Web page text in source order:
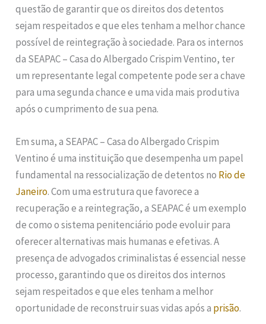
questão de garantir que os direitos dos detentos
sejam respeitados e que eles tenham a melhor chance
possível de reintegração à sociedade. Para os internos
da SEAPAC – Casa do Albergado Crispim Ventino, ter
um representante legal competente pode ser a chave
para uma segunda chance e uma vida mais produtiva
após o cumprimento de sua pena.
Em suma, a SEAPAC – Casa do Albergado Crispim
Ventino é uma instituição que desempenha um papel
fundamental na ressocialização de detentos no Rio de
Janeiro. Com uma estrutura que favorece a
recuperação e a reintegração, a SEAPAC é um exemplo
de como o sistema penitenciário pode evoluir para
oferecer alternativas mais humanas e efetivas. A
presença de advogados criminalistas é essencial nesse
processo, garantindo que os direitos dos internos
sejam respeitados e que eles tenham a melhor
oportunidade de reconstruir suas vidas após a prisão.